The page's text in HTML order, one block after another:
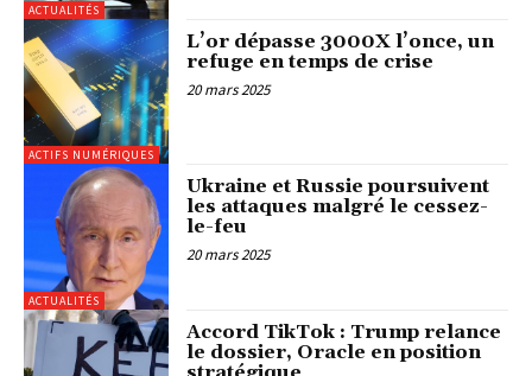
ACTUALITÉS
ACTIFS NUMÉRIQUES
L’or dépasse 3000X l’once, un
refuge en temps de crise
20 mars 2025
ACTUALITÉS
Ukraine et Russie poursuivent
les attaques malgré le cessez-
le-feu
20 mars 2025
Accord TikTok : Trump relance
le dossier, Oracle en position